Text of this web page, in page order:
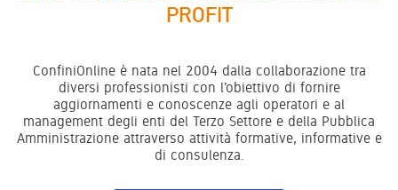
PROFIT
ConfiniOnline è nata nel 2004 dalla collaborazione tra
diversi professionisti con l'obiettivo di fornire
aggiornamenti e conoscenze agli operatori e al
management degli enti del Terzo Settore e della Pubblica
Amministrazione attraverso attività formative, informative e
di consulenza.